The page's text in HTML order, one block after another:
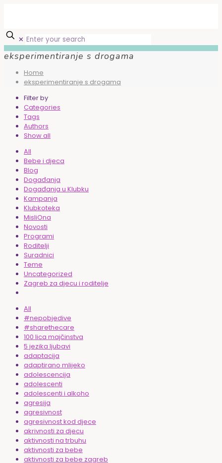
✕
eksperimentiranje s drogama
Home
eksperimentiranje s drogama
Filter by
Categories
Tags
Authors
Show all
All
Bebe i djeca
Blog
Događanja
Događanja u Klubku
Kampanja
Klubkoteka
MisliOna
Novosti
Programi
Roditelji
Suradnici
Teme
Uncategorized
Zagreb za djecu i roditelje
All
#nepobjedive
#sharethecare
100 lica majčinstva
5 jezika ljubavi
adaptacija
adaptirano mlijeko
adolescencija
adolescenti
adolescenti i alkoho
agresija
agresivnost
agresivnost kod djece
akrivnosti za djecu
aktivnosti na trbuhu
aktivnosti za bebe
aktivnosti za bebe zagreb